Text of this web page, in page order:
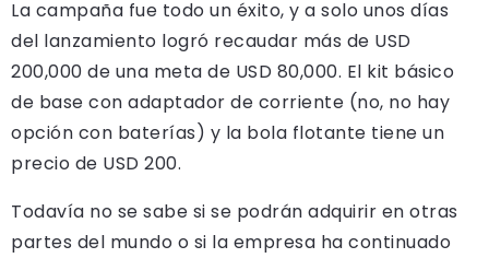
La campaña fue todo un éxito, y a solo unos días
del lanzamiento logró recaudar más de USD
200,000 de una meta de USD 80,000. El kit básico
de base con adaptador de corriente (no, no hay
opción con baterías) y la bola flotante tiene un
precio de USD 200.
Todavía no se sabe si se podrán adquirir en otras
partes del mundo o si la empresa ha continuado